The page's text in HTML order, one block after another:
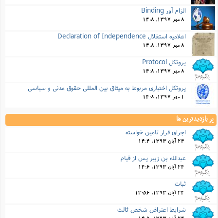
الزام آور Binding
8 مهر 1397, 14:8
اعلامیه استقلال Declaration of Independence
8 مهر 1397, 14:8
پروتکل Protocol
8 مهر 1397, 14:8
پروتکل اختیاری مربوط به میثاق بین المللی حقوق مدنی و سیاسی
پر بازدیدترین ها
اجرای قرار تامین خواسته
24 آبان 1393, 14:4
عبدالله بن زبیر پس از قیام
24 آبان 1393, 14:6
ثبات
24 آبان 1393, 13:56
شرایط اعتراض شخص ثالث